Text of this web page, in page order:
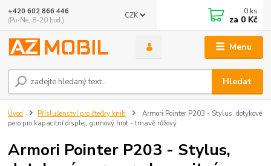
Menu
CZK
Hledat
+420 602 866 446
(Po-Ne, 8-20 hod.)
0 ks
za 0 Kč
Úvod Příslušenství pro čtečky knih
Armori Pointer P203 - Stylus, dotykové
pero pro kapacitní displej, gumový hrot - tmavě růžový
Armori Pointer P203 - Stylus,